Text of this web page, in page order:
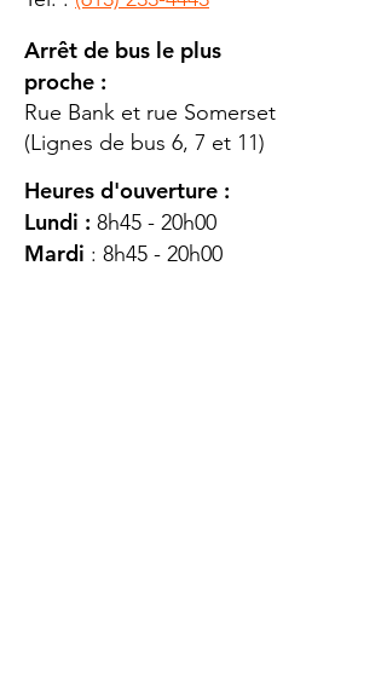
Arrêt de bus le plus
proche :
Rue Bank et rue Somerset
(Lignes de bus 6, 7 et 11)
Heures d'ouverture :
Lundi : 8h45 - 20h00
Mardi : 8h45 - 20h00